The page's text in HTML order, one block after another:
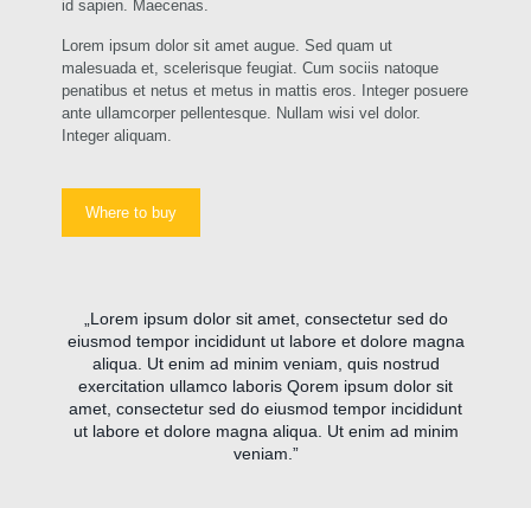
id sapien. Maecenas.
Lorem ipsum dolor sit amet augue. Sed quam ut
malesuada et, scelerisque feugiat. Cum sociis natoque
penatibus et netus et metus in mattis eros. Integer posuere
ante ullamcorper pellentesque. Nullam wisi vel dolor.
Integer aliquam.
Where to buy
„Lorem ipsum dolor sit amet, consectetur sed do
eiusmod tempor incididunt ut labore et dolore magna
aliqua. Ut enim ad minim veniam, quis nostrud
exercitation ullamco laboris Qorem ipsum dolor sit
amet, consectetur sed do eiusmod tempor incididunt
ut labore et dolore magna aliqua. Ut enim ad minim
veniam.”